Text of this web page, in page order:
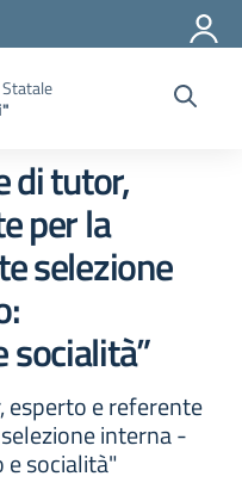
di tutor,
per la
selezione
socialità”
esperto e referente
interna -
socialità"